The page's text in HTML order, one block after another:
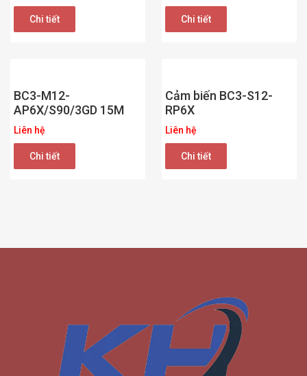
Chi tiết Chi tiết
BC3-M12-
AP6X/S90/3GD 15M
Liên hệ
Chi tiết
Cảm biến BC3-S12-
RP6X
Liên hệ
Chi tiết